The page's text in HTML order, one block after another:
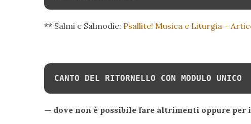
** Salmi e Salmodie: Psallite! Musica e Liturgia –
CANTO DEL RITORNELLO CON MODULO UNICO
— dove non è possibile fare altrimenti oppure